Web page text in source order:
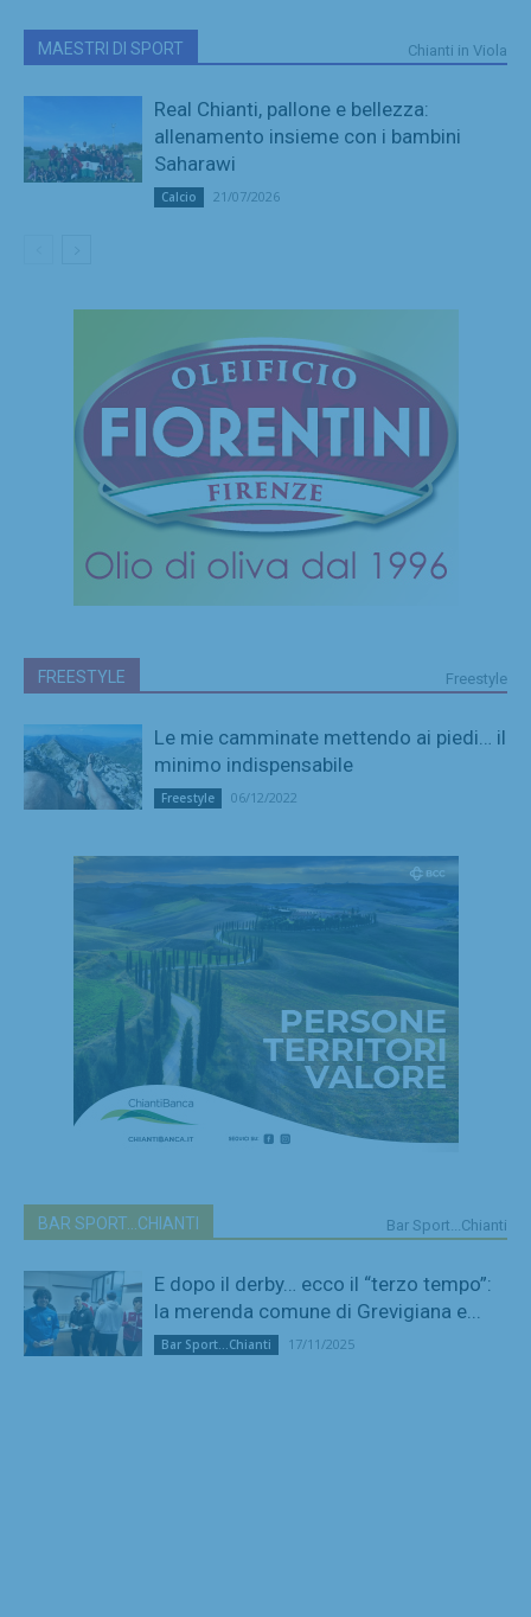
MAESTRI DI SPORT Chianti in Viola
Real Chianti, pallone e bellezza:
allenamento insieme con i bambini
Saharawi
Calcio 21/07/2026
FREESTYLE Freestyle
Le mie camminate mettendo ai piedi… il
minimo indispensabile
Freestyle 06/12/2022
BAR SPORT...CHIANTI Bar Sport...Chianti
E dopo il derby… ecco il “terzo tempo”:
la merenda comune di Grevigiana e...
Bar Sport...Chianti 17/11/2025